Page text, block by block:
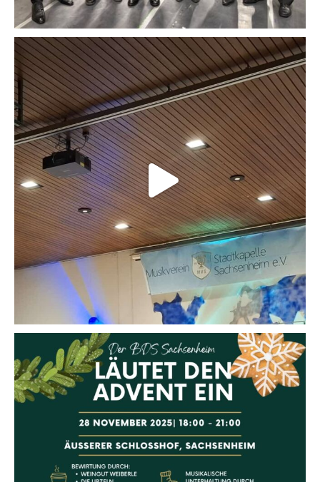
IMPRESSION vom diesjährigen Jahreskonzert mit dem Motto „Around the
World“ 🌎 und dem Stück Africa von Toto.🦒☀️
Danke an alle die dabei waren und an alle Unterstützer*innen des MVS.
#dankbar
#mvs #blasorchester #konzert #blasmusikausleidenschaft
46 0
🎄 Der BDS Sachsenheim läutet den Advent ein! 🎄
📅 Wann?
28. November 2025, 18:00–21:00 Uhr
📍 Wo?
Äußerer Schlosshof Sachsenheim
✨ Freut euch auf eine vorweihnachtliche Stimmung mit:
🎶 Musikalischer Unterhaltung vom Musikverein Sachsenheim
mvs_sachsenheim & placzek.michael
🎄 Schaut euch die toll geschmückten Weihnachtsbäumen der Vereine,
Kindergärten und Schulen an
🍷 Bewirtung durch das Weingut Weiberle weingutweiberle , die Urzeln
urzelnzunft und der Förderverein der Kirchbachschule Hohenhaslach